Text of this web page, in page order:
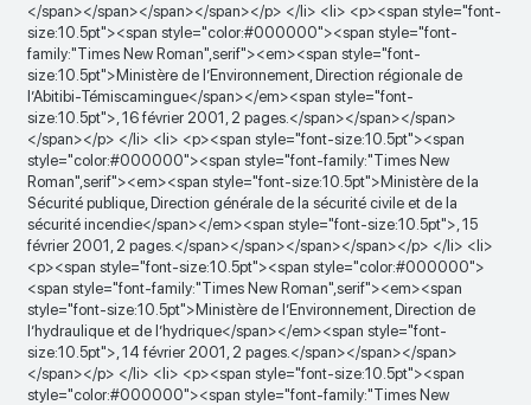
</span></span></span></span></p> </li> <li> <p><span style="font-
size:10.5pt"><span style="color:#000000"><span style="font-
family:"Times New Roman",serif"><em><span style="font-
size:10.5pt">Ministère de l’Environnement, Direction régionale de
l’Abitibi-Témiscamingue</span></em><span style="font-
size:10.5pt">, 16 février 2001, 2 pages.</span></span></span>
</span></p> </li> <li> <p><span style="font-size:10.5pt"><span
style="color:#000000"><span style="font-family:"Times New
Roman",serif"><em><span style="font-size:10.5pt">Ministère de la
Sécurité publique, Direction générale de la sécurité civile et de la
sécurité incendie</span></em><span style="font-size:10.5pt">, 15
février 2001, 2 pages.</span></span></span></span></p> </li> <li>
<p><span style="font-size:10.5pt"><span style="color:#000000">
<span style="font-family:"Times New Roman",serif"><em><span
style="font-size:10.5pt">Ministère de l’Environnement, Direction de
l’hydraulique et de l’hydrique</span></em><span style="font-
size:10.5pt">, 14 février 2001, 2 pages.</span></span></span>
</span></p> </li> <li> <p><span style="font-size:10.5pt"><span
style="color:#000000"><span style="font-family:"Times New